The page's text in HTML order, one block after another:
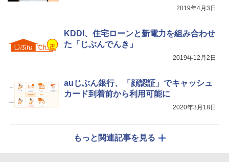
2019年4月3日
KDDI、住宅ローンと新電力を組み合わせ
た「じぶんでんき」
2019年12月2日
auじぶん銀行、「顔認証」でキャッシュ
カード到着前から利用可能に
2020年3月18日
もっと関連記事を見る